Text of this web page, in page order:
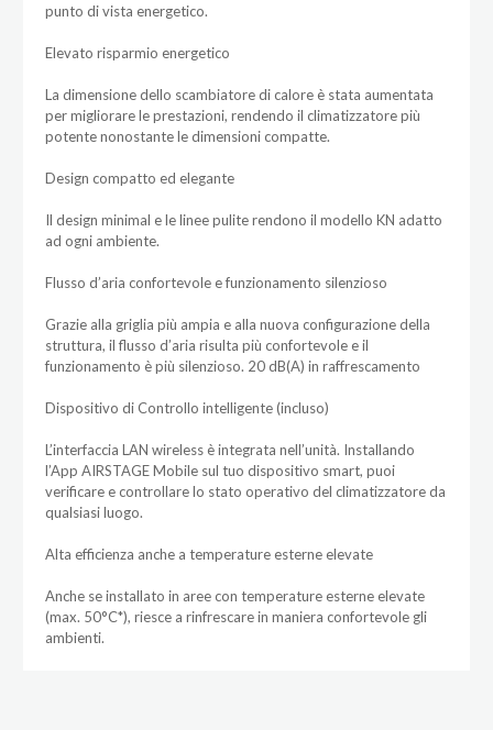
punto di vista energetico.
Elevato risparmio energetico
La dimensione dello scambiatore di calore è stata aumentata
per migliorare le prestazioni, rendendo il climatizzatore più
potente nonostante le dimensioni compatte.
Design compatto ed elegante
Il design minimal e le linee pulite rendono il modello KN adatto
ad ogni ambiente.
Flusso d’aria confortevole e funzionamento silenzioso
Grazie alla griglia più ampia e alla nuova configurazione della
struttura, il flusso d’aria risulta più confortevole e il
funzionamento è più silenzioso. 20 dB(A) in raffrescamento
Dispositivo di Controllo intelligente (incluso)
L’interfaccia LAN wireless è integrata nell’unità. Installando
l’App AIRSTAGE Mobile sul tuo dispositivo smart, puoi
verificare e controllare lo stato operativo del climatizzatore da
qualsiasi luogo.
Alta efficienza anche a temperature esterne elevate
Anche se installato in aree con temperature esterne elevate
(max. 50°C*), riesce a rinfrescare in maniera confortevole gli
ambienti.